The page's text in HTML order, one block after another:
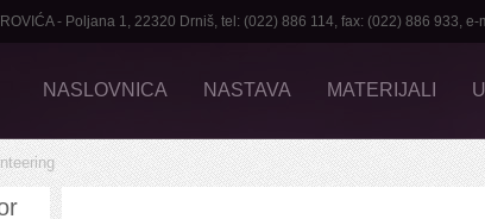
- Poljana 1, 22320 Drniš, tel: (022) 886 114, fax: (022) 886 933, e-
NASLOVNICA NASTAVA MATERIJALI